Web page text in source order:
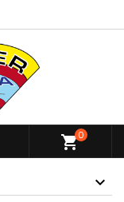
shopping_cart0